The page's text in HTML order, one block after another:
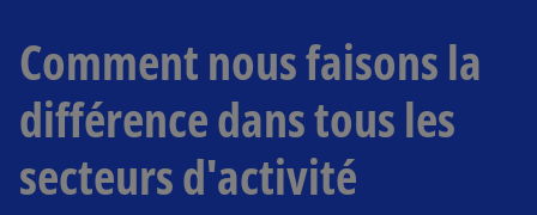
Comment nous faisons la
différence dans tous les
secteurs d'activité